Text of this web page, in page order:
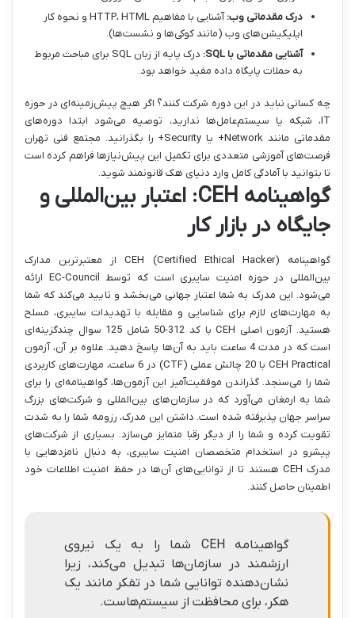
درک مقدماتی وب:
آشنایی با مفاهیم HTTP، HTML و نحوه کار
اپلیکیشن‌های وب (مانند کوکی‌ها و نشست‌ها).
آشنایی مقدماتی با SQL:
درک پایه از زبان SQL برای مباحث مربوط
به حملات پایگاه داده مفید خواهد بود.
چه کسانی نباید در این دوره شرکت کنند؟ اگر هیچ پیش‌زمینه‌ای در حوزه
IT، شبکه یا سیستم‌عامل‌ها ندارید، توصیه می‌شود ابتدا دوره‌های
مقدماتی مانند Network+ یا Security+ را بگذرانید. مجتمع فنی تهران
فرصت‌های آموزشی متعددی برای تکمیل این پیش‌نیازها فراهم کرده است
تا بتوانید با آمادگی کامل وارد دنیای هک قانونمند شوید.
گواهینامه CEH: اعتبار بین‌المللی و
جایگاه در بازار کار
گواهینامه CEH (Certified Ethical Hacker) از معتبرترین مدارک
بین‌المللی در حوزه امنیت سایبری است که توسط EC-Council ارائه
می‌شود. این مدرک به شما اعتبار جهانی می‌بخشد و تایید می‌کند که شما
به مهارت‌های لازم برای شناسایی و مقابله با تهدیدات سایبری، مسلح
هستید. آزمون اصلی CEH با کد 312-50 شامل 125 سوال چندگزینه‌ای
است که در مدت 4 ساعت باید به آن‌ها پاسخ دهید. علاوه بر آن، آزمون
CEH Practical با 20 چالش عملی (CTF) در 6 ساعت، مهارت‌های کاربردی
شما را می‌سنجد. گذراندن موفقیت‌آمیز این آزمون‌ها، گواهینامه‌ای را برای
شما به ارمغان می‌آورد که در سازمان‌های بین‌المللی و شرکت‌های بزرگ
سراسر جهان پذیرفته شده است. داشتن این مدرک، رزومه شما را به شدت
تقویت کرده و شما را از دیگر رقبا متمایز می‌سازد. بسیاری از شرکت‌های
پیشرو در استخدام متخصصان امنیت سایبری، به دنبال نامزدهایی با
مدرک CEH هستند تا از توانایی‌های آن‌ها در حفظ امنیت اطلاعات خود
اطمینان حاصل کنند.
گواهینامه CEH شما را به یک نیروی
ارزشمند در سازمان‌ها تبدیل می‌کند، زیرا
نشان‌دهنده توانایی شما در تفکر مانند یک
هکر، برای محافظت از سیستم‌هاست.